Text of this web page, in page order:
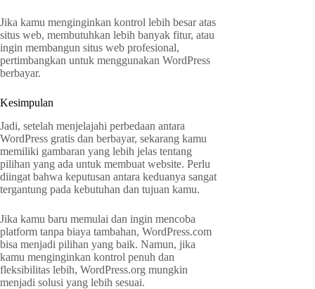
Jika kamu menginginkan kontrol lebih besar atas
situs web, membutuhkan lebih banyak fitur, atau
ingin membangun situs web profesional,
pertimbangkan untuk menggunakan WordPress
berbayar.
Kesimpulan
Jadi, setelah menjelajahi perbedaan antara
WordPress gratis dan berbayar, sekarang kamu
memiliki gambaran yang lebih jelas tentang
pilihan yang ada untuk membuat website. Perlu
diingat bahwa keputusan antara keduanya sangat
tergantung pada kebutuhan dan tujuan kamu.
Jika kamu baru memulai dan ingin mencoba
platform tanpa biaya tambahan, WordPress.com
bisa menjadi pilihan yang baik. Namun, jika
kamu menginginkan kontrol penuh dan
fleksibilitas lebih, WordPress.org mungkin
menjadi solusi yang lebih sesuai.